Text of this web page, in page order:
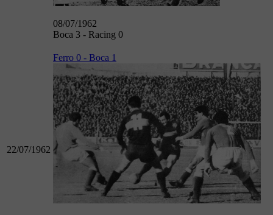
08/07/1962
Boca 3 - Racing 0
22/07/1962
Ferro 0 - Boca 1